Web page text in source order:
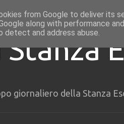
Stanza
giornaliero della Stanza
from Google to deliver its
along with performance
detect and address abuse.